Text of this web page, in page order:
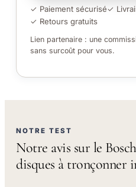
✓ Paiement sécurisé✓
✓ Retours gratuits
Lien partenaire : une
sans surcoût pour vous.
NOTRE TEST
Notre avis sur le
disques à